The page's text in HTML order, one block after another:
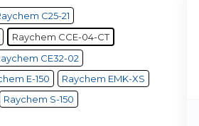
C25-21
Raychem CCE-04-CT
CE32-02
E-150
Raychem EMK-XS
Raychem S-150